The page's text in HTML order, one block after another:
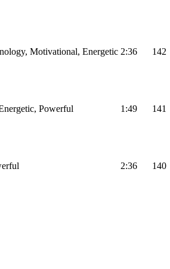
Motivational, Energetic 2:36 142
Powerful 1:49 141
2:36 140